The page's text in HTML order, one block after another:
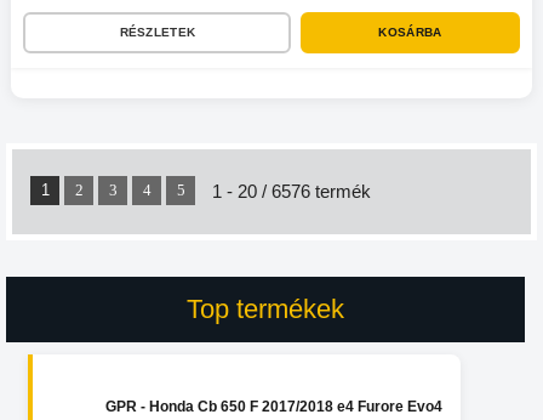
RÉSZLETEK KOSÁRBA
1 2 3 4 5 1 - 20 / 6576 termék
Top termékek
GPR - Honda Cb 650 F 2017/2018 e4 Furore Evo4